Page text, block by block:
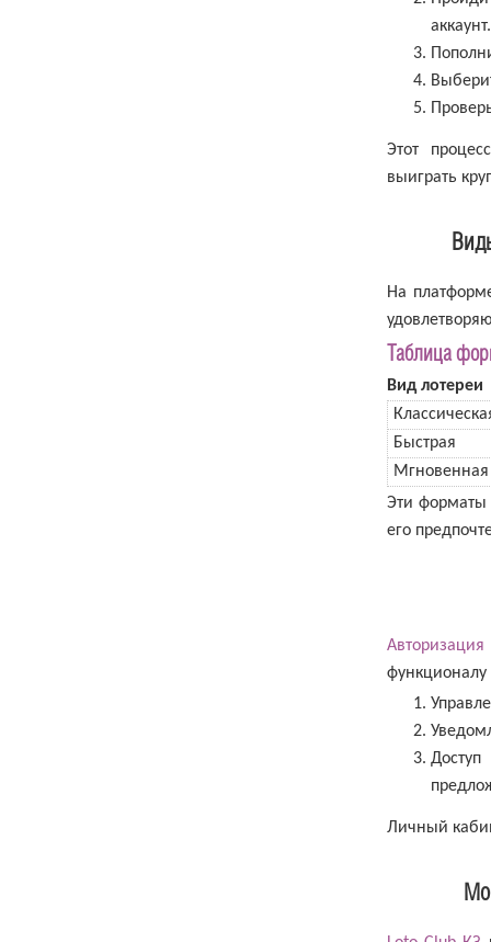
аккаунт.
Этот
выиграть
На
Таблица
Вид лотереи
Быстрая
Мгновенная
Эти форматы
его
функционалу
Личный